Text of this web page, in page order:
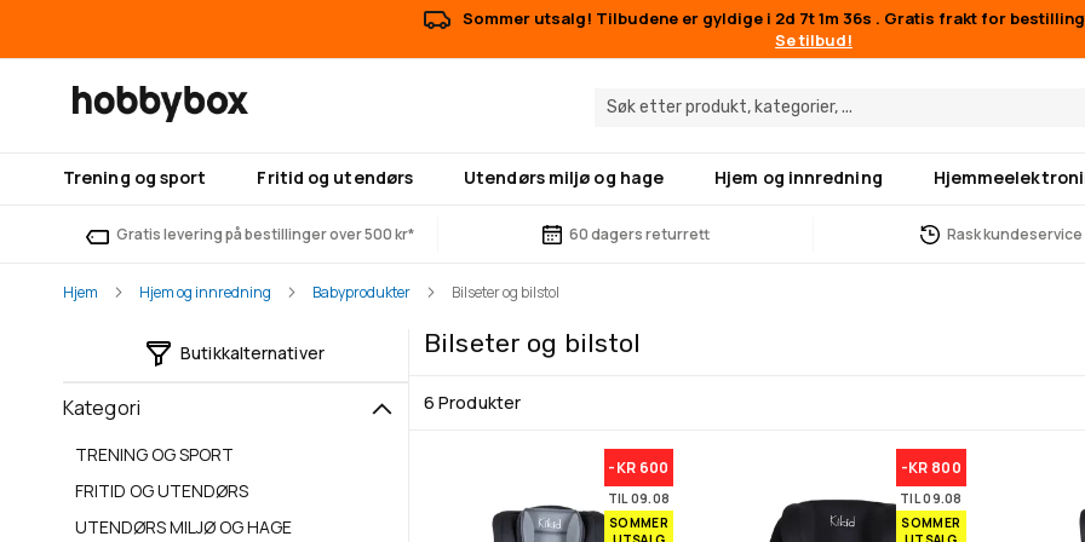
Sommer utsalg! Tilbudene er gyldige i 2d 7t 1m 35s . Gratis frakt for
Se tilbud!
Trening og sport Fritid og utendørs Utendørs miljø og hage Hjem og innredning
Gratis levering på bestillinger over 500 kr* 60 dagers returrett Rask kundeservice
Hjem Hjem og innredning Babyprodukter Bilseter og bilstol
Bilseter og bilstol
6 Produkter
-KR 600
TIL 09.08
SOMMER
-KR 800
TIL 09.08
SOMMER
Butikkalternativer
Kategori
TRENING OG SPORT
FRITID OG UTENDØRS
UTENDØRS MILJØ OG HAGE